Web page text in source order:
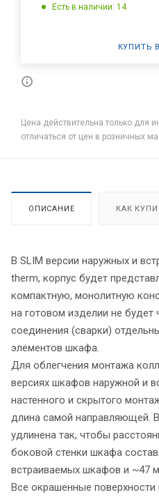
Есть в наличии: 14
КУПИТЬ
Цена действительна только для
отличаться от цен в розничных
ОПИСАНИЕ КАК
В SLIM версии наружных и
therm, корпус будет
компактную, монолитную
на готовом изделии не
соединения (сварки)
элементов шкафа.
Для облегчения монтажа
версиях шкафов наружной и
настенного и скрытого
длина самой направляющей.
удлинена так, чтобы
боковой стенки шкафа
встраиваемых шкафов и ~47
Все окрашенные